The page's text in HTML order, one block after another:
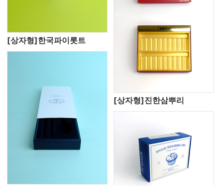
[상자형]한국파이롯트
[상자형]진한삼뿌리